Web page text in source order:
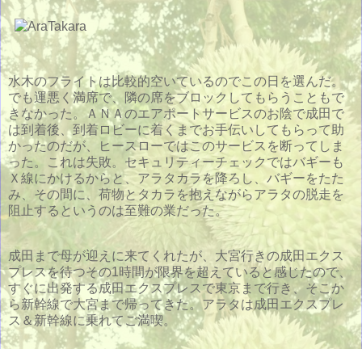
水木のフライトは比較的空いているのでこの日を選んだ。
でも運悪く満席で、隣の席をブロックしてもらうこともで
きなかった。ＡＮＡのエアポートサービスのお陰で成田で
は到着後、到着ロビーに着くまでお手伝いしてもらって助
かったのだが、ヒースローではこのサービスを断ってしま
った。これは失敗。セキュリティーチェックではバギーも
Ｘ線にかけるからと、アラタカラを降ろし、バギーをたた
み、その間に、荷物とタカラを抱えながらアラタの脱走を
阻止するというのは至難の業だった。
成田まで母が迎えに来てくれたが、大宮行きの成田エクス
プレスを待つその1時間が限界を超えていると感じたので、
すぐに出発する成田エクスプレスで東京まで行き、そこか
ら新幹線で大宮まで帰ってきた。アラタは成田エクスプレ
ス＆新幹線に乗れてご満喫。